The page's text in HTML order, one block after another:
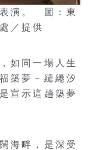
演。 圖：東
／提供
如同一場人生
築夢－繾綣汐
宣示這趟築夢
海畔，是深受